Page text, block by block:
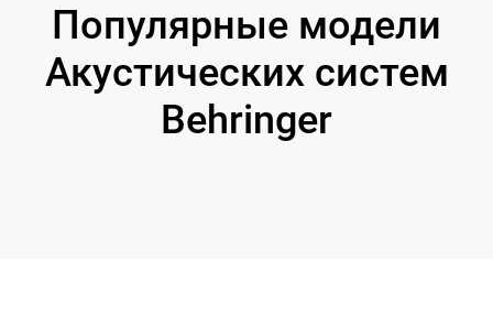
Популярные модели
Акустических систем
Behringer